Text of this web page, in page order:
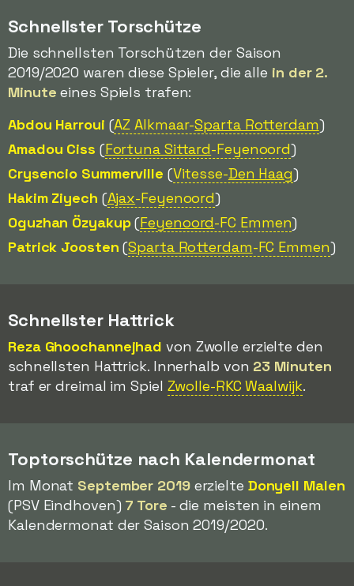
Schnellster Torschütze
Die schnellsten Torschützen der Saison
2019/2020 waren diese Spieler, die alle in der 2.
Minute eines Spiels trafen:
Abdou Harroui (AZ Alkmaar-Sparta Rotterdam)
Amadou Ciss (Fortuna Sittard-Feyenoord)
Crysencio Summerville (Vitesse-Den Haag)
Hakim Ziyech (Ajax-Feyenoord)
Oguzhan Özyakup(Feyenoord-FC Emmen)
Patrick Joosten (Sparta Rotterdam-FC Emmen)
Schnellster Hattrick
Reza Ghoochannejhad von Zwolle erzielte den
schnellsten Hattrick. Innerhalb von 23 Minuten
traf er dreimal im Spiel Zwolle-RKC Waalwijk.
Toptorschütze nach Kalendermonat
Im Monat September 2019erzielte Donyell Malen
(PSV Eindhoven) 7 Tore - die meisten in einem
Kalendermonat der Saison 2019/2020.